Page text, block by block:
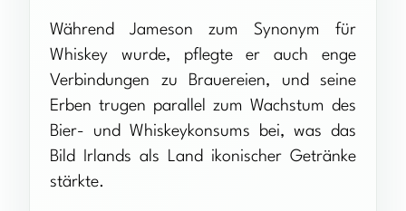
Während Jameson zum Synonym für
Whiskey wurde, pflegte er auch enge
Verbindungen zu Brauereien, und seine
Erben trugen parallel zum Wachstum des
Bier- und Whiskeykonsums bei, was das
Bild Irlands als Land ikonischer Getränke
stärkte.